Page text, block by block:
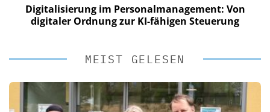
Digitalisierung im Personalmanagement: Von
digitaler Ordnung zur KI-fähigen Steuerung
MEIST GELESEN